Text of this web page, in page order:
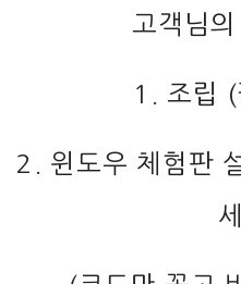
고객님
1. 조립
2. 윈도우 체험판